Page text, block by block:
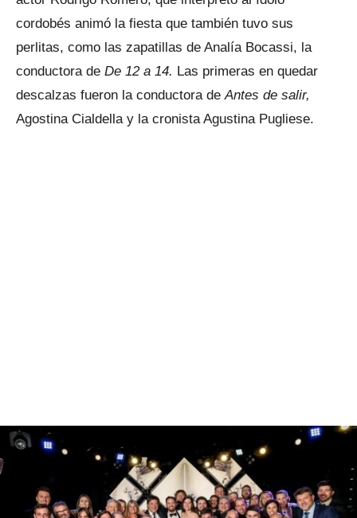
cordobés animó la fiesta que también tuvo sus
perlitas, como las zapatillas de Analía Bocassi, la
conductora de De 12 a 14. Las primeras en quedar
descalzas fueron la conductora de Antes de salir,
Agostina Cialdella y la cronista Agustina Pugliese.